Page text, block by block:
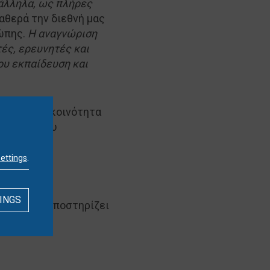
ως πλήρες
την διεθνή μας
Η αναγνώριση
ερευνητές και
εκπαίδευση και
κοινότητα
που
του
υποστηρίζει